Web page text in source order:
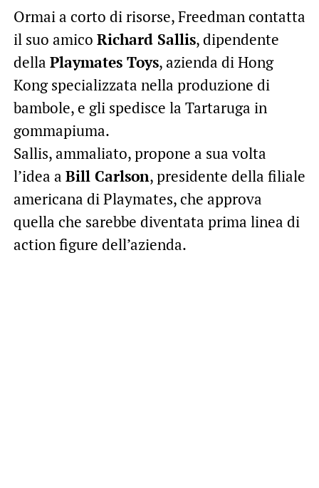
Ormai a corto di risorse, Freedman contatta
il suo amico Richard Sallis, dipendente
della Playmates Toys, azienda di Hong
Kong specializzata nella produzione di
bambole, e gli spedisce la Tartaruga in
gommapiuma.
Sallis, ammaliato, propone a sua volta
l’idea a Bill Carlson, presidente della filiale
americana di Playmates, che approva
quella che sarebbe diventata prima linea di
action figure dell’azienda.